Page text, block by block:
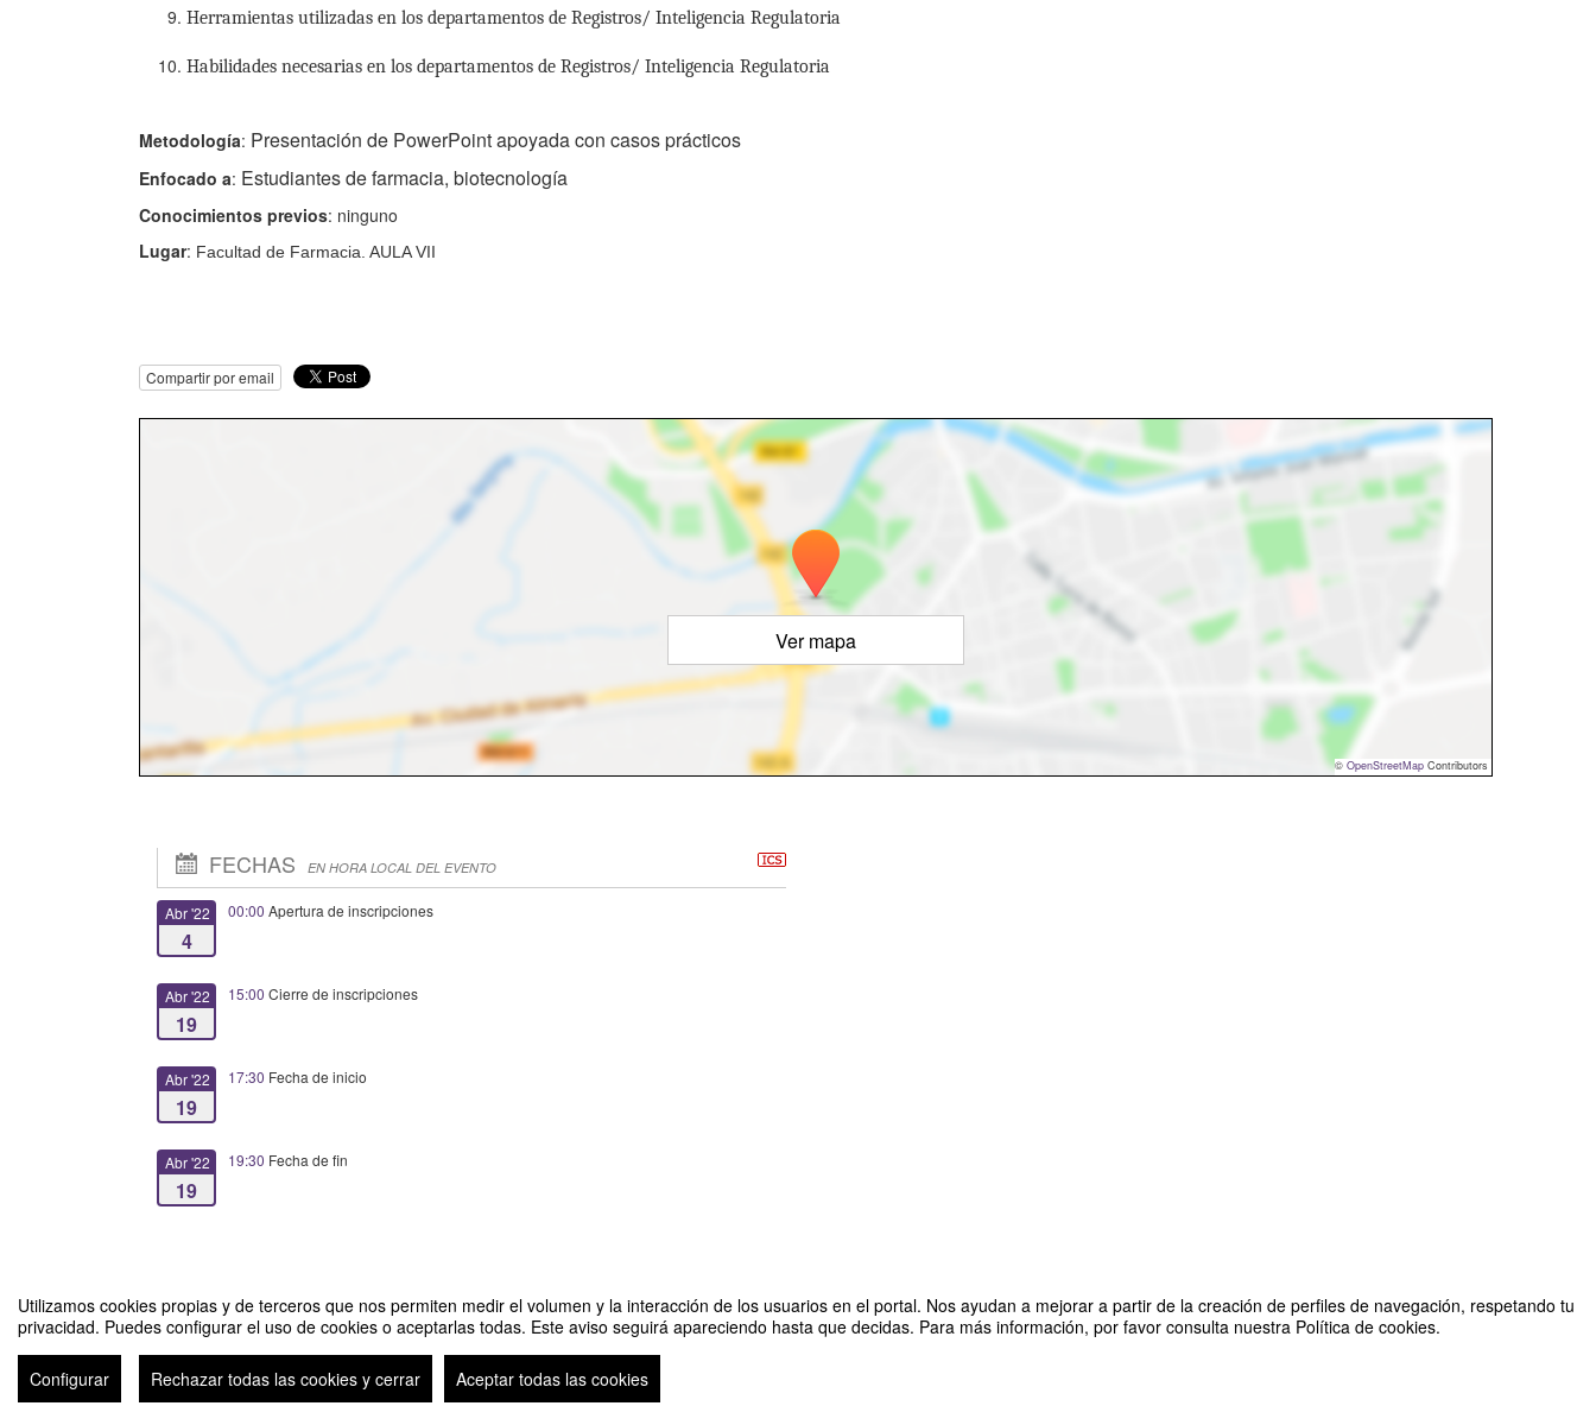
Utilizamos cookies propias y de terceros que nos permiten medir el volumen y la interacción de los usuarios en el portal. Nos ayudan a mejorar a partir de la creación de perfiles de navegación, respetando tu
privacidad. Puedes configurar el uso de cookies o aceptarlas todas. Este aviso seguirá apareciendo hasta que decidas. Para más información, por favor consulta nuestra Política de cookies.
Configurar Rechazar todas las cookies y cerrar Aceptar todas las cookies
Herramientas utilizadas en los departamentos de Registros/ Inteligencia Regulatoria
Habilidades necesarias en los departamentos de Registros/ Inteligencia Regulatoria
Metodología: Presentación de PowerPoint apoyada con casos prácticos
Enfocado a: Estudiantes de farmacia, biotecnología
Conocimientos previos: ninguno
Lugar: Facultad de Farmacia. AULA VII
Compartir por email
Ver mapa
© OpenStreetMap Contributors
FECHAS EN HORA LOCAL DEL EVENTO
Abr '22
4
00:00 Apertura de inscripciones
Abr '22
19
15:00 Cierre de inscripciones
Abr '22
19
17:30 Fecha de inicio
Abr '22
19
19:30 Fecha de fin
Inteligencia regulatoria en la industria farmacéutica y de productos sanitarios. Organizado por EducaFarma 10.0 - Facultad de Farmacia
Aviso legal|Contacto